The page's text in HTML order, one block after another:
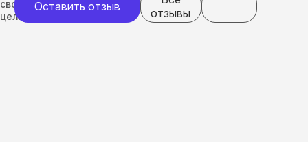
своим
целям
Оставить отзыв
отзывы